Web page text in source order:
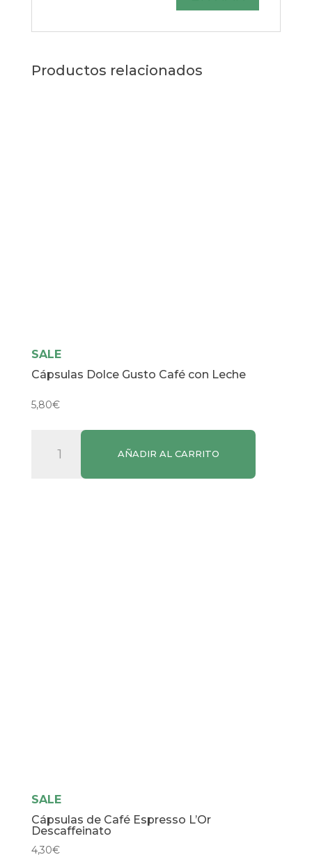
Productos relacionados
SALE
Cápsulas Dolce Gusto Café con Leche
5,80€
Cápsulas
Dolce
AÑADIR AL CARRITO
SALE
Cápsulas de Café Espresso L’Or
Descaffeinato
4,30€